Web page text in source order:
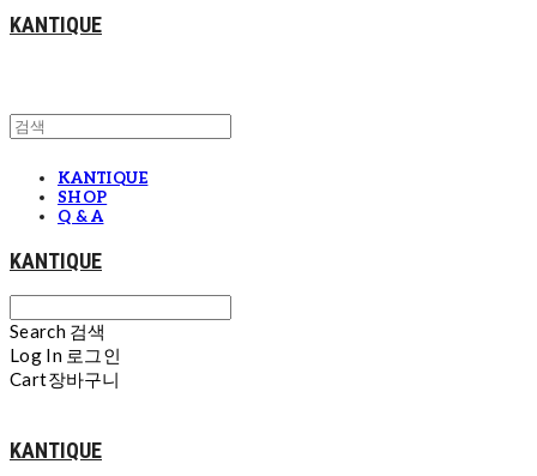
KANTIQUE
KANTIQUE
SHOP
Q & A
KANTIQUE
Search 검색
Log In 로그인
Cart장바구니
KANTIQUE